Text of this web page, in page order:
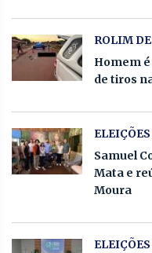
ROLIM
Homem
de tiros
Samuel
Mata e
Moura